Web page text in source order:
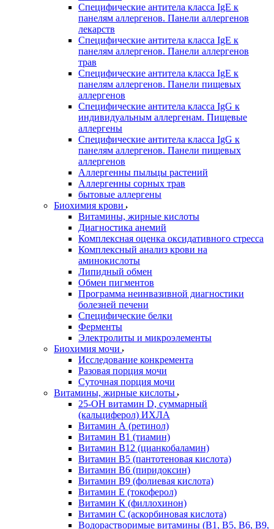
Специфические антитела класса IgE к
панелям аллергенов. Панели аллергенов
лекарств
Специфические антитела класса IgE к
панелям аллергенов. Панели аллергенов
трав
Специфические антитела класса IgE к
панелям аллергенов. Панели пищевых
аллергенов
Специфические антитела класса IgG к
индивидуальным аллергенам. Пищевые
аллергены
Специфические антитела класса IgG к
панелям аллергенов. Панели пищевых
аллергенов
Аллергенны пыльцы растений
Аллергенны сорных трав
бытовые аллергены
Биохимия крови
Витамины, жирные кислоты
Диагностика анемий
Комплексная оценка оксидативного стресса
Комплексный анализ крови на
аминокислоты
Липидный обмен
Обмен пигментов
Программа неинвазивной диагностики
болезней печени
Специфические белки
Ферменты
Электролиты и микроэлементы
Биохимия мочи
Исследование конкремента
Разовая порция мочи
Суточная порция мочи
Витамины, жирные кислоты
25-OH витамин D, суммарный
(кальциферол) ИХЛА
Витамин А (ретинол)
Витамин В1 (тиамин)
Витамин В12 (цианкобаламин)
Витамин В5 (пантотеновая кислота)
Витамин В6 (пиридоксин)
Витамин В9 (фолиевая кислота)
Витамин Е (токоферол)
Витамин К (филлохинон)
Витамин С (аскорбиновая кислота)
Водорастворимые витамины (B1, B5, B6, В9,